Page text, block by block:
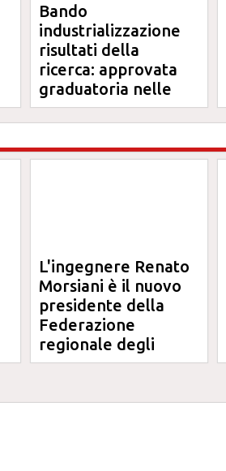
Bando
industrializzazione
risultati della
ricerca: approvata
graduatoria nelle
Marche
L'ingegnere Renato
Morsiani è il nuovo
presidente della
Federazione
regionale degli
Ordini degli
Marche